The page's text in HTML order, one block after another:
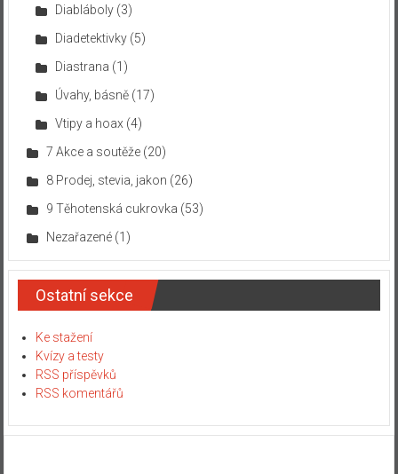
Diabláboly(3)
Diadetektivky(5)
Diastrana (1)
Úvahy, básně(17)
Vtipy a hoax (4)
7 Akce a soutěže(20)
8 Prodej, stevia, jakon (26)
9 Těhotenská cukrovka (53)
Nezařazené(1)
Ostatní sekce
Ke stažení
Kvízy a testy
RSS příspěvků
RSS komentářů